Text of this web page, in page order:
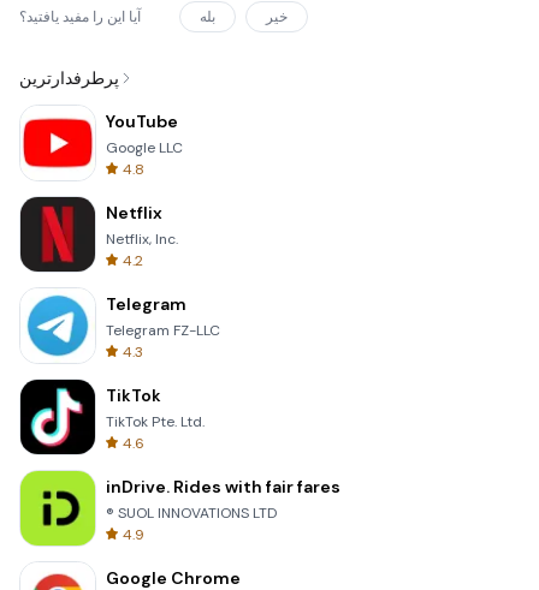
آیا این را مفید یافتید؟ بله خیر
پرطرفدارترین
YouTube
Google LLC
4.8
Netflix
Netflix, Inc.
4.2
Telegram
Telegram FZ-LLC
4.3
TikTok
TikTok Pte. Ltd.
4.6
inDrive. Rides with fair fares
® SUOL INNOVATIONS LTD
4.9
Google Chrome